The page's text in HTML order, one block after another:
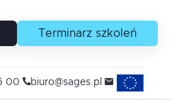
Terminarz szkoleń
00 biuro@sages.pl Projekty